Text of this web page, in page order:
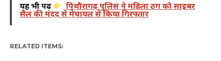
यह भी पढ़ें पिथौरागढ़ पुलिस ने महिला ठग को साइबर
सैल की मदद से मेघायल से किया गिरफ्तार
RELATED ITEMS: